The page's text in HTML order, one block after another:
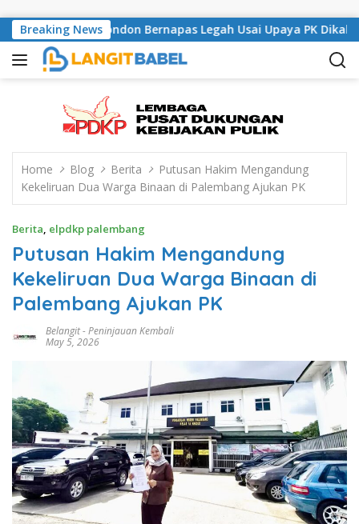
Breaking News
Asal London Bernapas Legah Usai Upaya PK Dikabulkan
Home Blog Berita
Putusan Hakim Mengandung
Kekeliruan Dua Warga Binaan di Palembang Ajukan PK
Berita, elpdkp palembang
Putusan Hakim Mengandung
Kekeliruan Dua Warga Binaan di
Palembang Ajukan PK
Belangit-Peninjauan Kembali
May 5, 2026